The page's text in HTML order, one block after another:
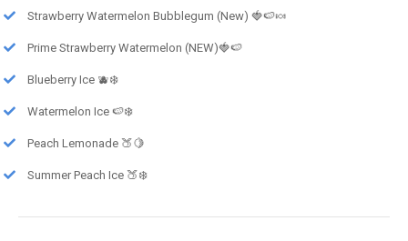
Strawberry Watermelon Bubblegum (New) 🍓🍉🍬
Prime Strawberry Watermelon (NEW)🍓🍉
Blueberry Ice 🫐❄️
Watermelon Ice 🍉❄️
Peach Lemonade 🍑🍋
Summer Peach Ice 🍑❄️